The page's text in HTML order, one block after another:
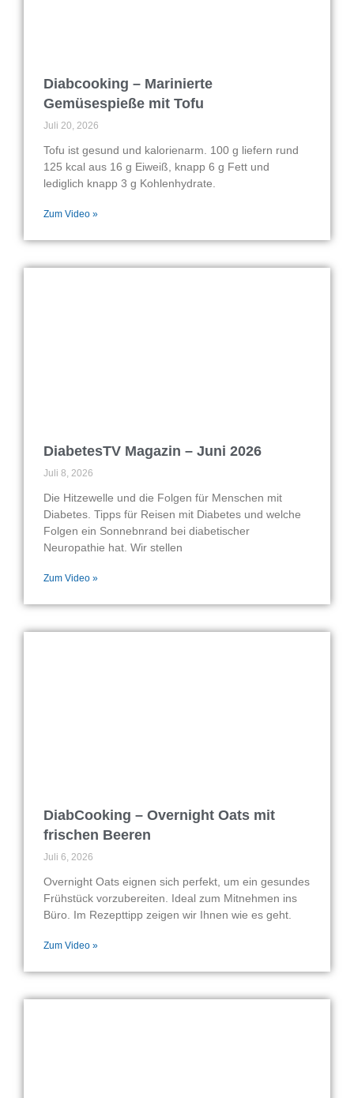
Diabcooking – Marinierte
Gemüsespieße mit Tofu
Juli 20, 2026
Tofu ist gesund und kalorienarm. 100 g liefern rund
125 kcal aus 16 g Eiweiß, knapp 6 g Fett und
lediglich knapp 3 g Kohlenhydrate.
Zum Video »
DiabetesTV Magazin – Juni 2026
Juli 8, 2026
Die Hitzewelle und die Folgen für Menschen mit
Diabetes. Tipps für Reisen mit Diabetes und welche
Folgen ein Sonnebnrand bei diabetischer
Neuropathie hat. Wir stellen
Zum Video »
DiabCooking – Overnight Oats mit
frischen Beeren
Juli 6, 2026
Overnight Oats eignen sich perfekt, um ein gesundes
Frühstück vorzubereiten. Ideal zum Mitnehmen ins
Büro. Im Rezepttipp zeigen wir Ihnen wie es geht.
Zum Video »